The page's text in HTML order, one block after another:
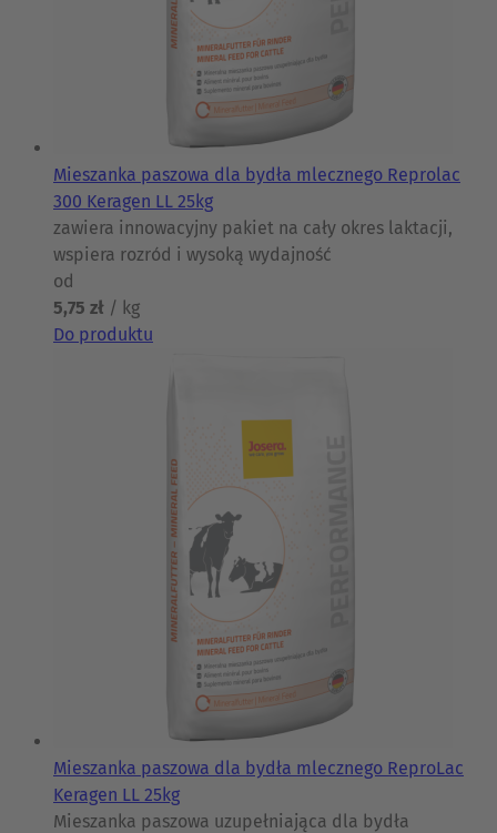
Mieszanka paszowa dla bydła mlecznego Reprolac
300 Keragen LL 25kg
zawiera innowacyjny pakiet na cały okres laktacji,
wspiera rozród i wysoką wydajność
od
5,75 zł / kg
Do produktu
Mieszanka paszowa dla bydła mlecznego ReproLac
Keragen LL 25kg
Mieszanka paszowa uzupełniająca dla bydła